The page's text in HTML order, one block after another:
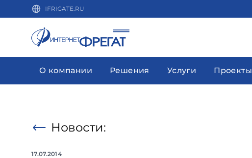
IFRIGATE.RU
О компании Решения Услуги Проекты
Новости:
17.07.2014